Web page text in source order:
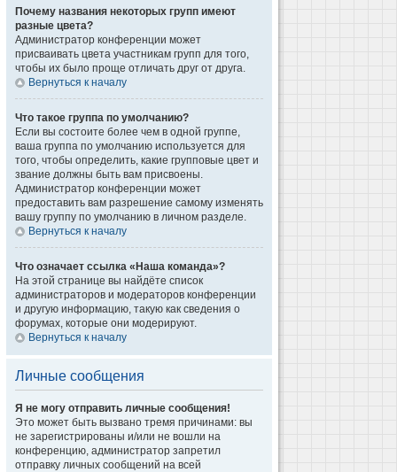
Почему названия некоторых групп имеют
разные цвета?
Администратор конференции может
присваивать цвета участникам групп для того,
чтобы их было проще отличать друг от друга.
Вернуться к началу
Что такое группа по умолчанию?
Если вы состоите более чем в одной группе,
ваша группа по умолчанию используется для
того, чтобы определить, какие групповые цвет и
звание должны быть вам присвоены.
Администратор конференции может
предоставить вам разрешение самому изменять
вашу группу по умолчанию в личном разделе.
Вернуться к началу
Что означает ссылка «Наша команда»?
На этой странице вы найдёте список
администраторов и модераторов конференции
и другую информацию, такую как сведения о
форумах, которые они модерируют.
Вернуться к началу
Личные сообщения
Я не могу отправить личные сообщения!
Это может быть вызвано тремя причинами: вы
не зарегистрированы и/или не вошли на
конференцию, администратор запретил
отправку личных сообщений на всей